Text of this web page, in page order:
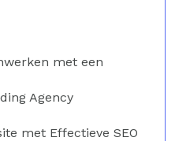
met een
Agency
met Effectieve SEO